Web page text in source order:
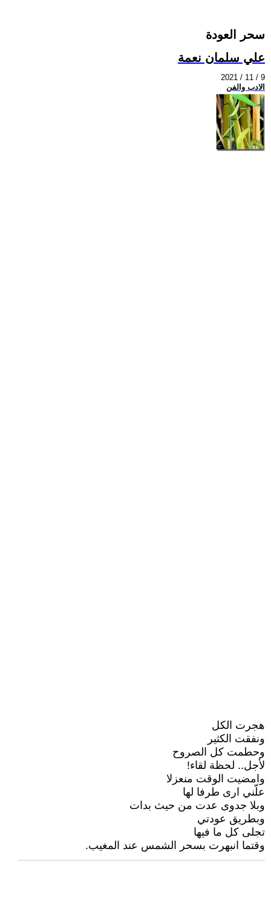
سحر العودة
علي سلمان نعمة
2021 / 11 / 9
الادب والفن
هجرت الكل
ونفقت الكثير
وحطمت كل الصروح
لأجل.. لحظة لقاء!
وامضيت الوقت منعزلا
علّني ارى طرفا لها
وبلا جدوى عدت من حيث بدات
وبطريق عودتي
تجلى كل ما فيها
وقتما انبهرت بسحر الشمس عند المغيب.